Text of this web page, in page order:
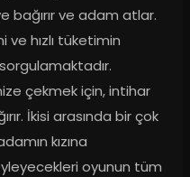
bağırır ve adam atlar.
ve hızlı tüketimin
sorgulamaktadır.
çekmek için, intihar
İkisi arasında bir çok
kızına
oyunun tüm